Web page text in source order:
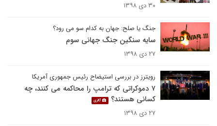
۳۰ دی ۱۳۹۸
جنگ یا صلح: جهان به کدام سو می رود؟
سایه سنگین جنگ جهانی سوم
۲۷ دی ۱۳۹۸
رویترز در بررسی استیضاح رئیس جمهوری آمریکا
۷ دموکراتی که ترامپ را محاکمه می کنند، چه
کسانی هستند؟
گالری
۲۷ دی ۱۳۹۸